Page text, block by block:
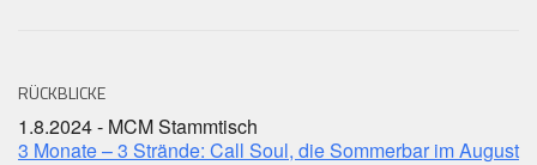
RÜCKBLICKE
1.8.2024 - MCM Stammtisch
3 Monate – 3 Strände: Call Soul, die Sommerbar im August